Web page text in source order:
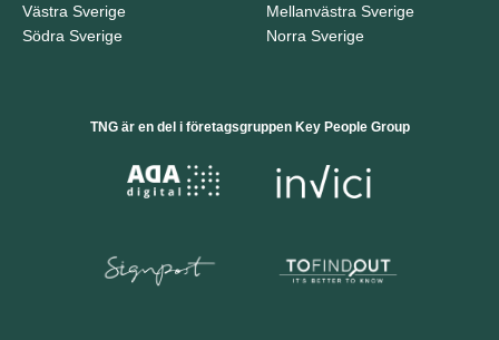
Västra Sverige
Södra Sverige
Mellanvästra Sverige
Norra Sverige
TNG är en del i företagsgruppen Key People Group